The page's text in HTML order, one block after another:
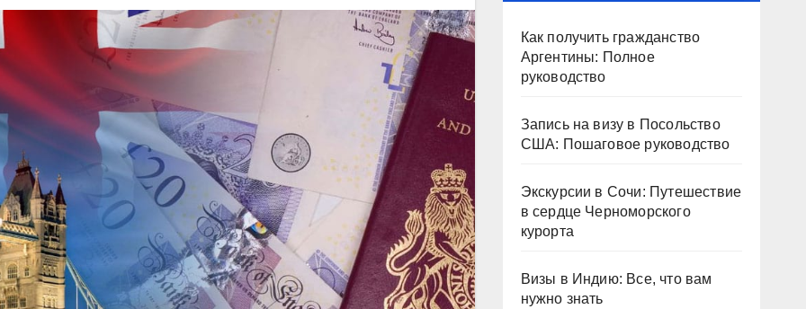
Как получить гражданство
Аргентины: Полное
руководство
Запись на визу в Посольство
США: Пошаговое руководство
Экскурсии в Сочи: Путешествие
в сердце Черноморского
курорта
Визы в Индию: Все, что вам
нужно знать